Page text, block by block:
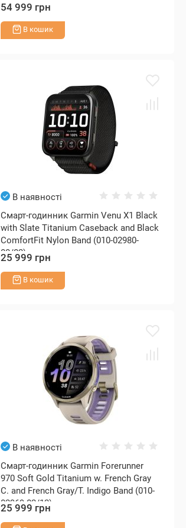
54 999 грн
В кошик
В наявності
Смарт-годинник Garmin Venu X1 Black
with Slate Titanium Caseback and Black
ComfortFit Nylon Band (010-02980-
00/02)
25 999 грн
В кошик
В наявності
Смарт-годинник Garmin Forerunner
970 Soft Gold Titanium w. French Gray
C. and French Gray/T. Indigo Band (010-
02969-02/12)
25 999 грн